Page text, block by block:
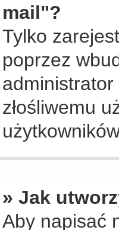
mail"?
Tylko
poprzez
administrator
złośliwemu
» Jak
Aby napisać